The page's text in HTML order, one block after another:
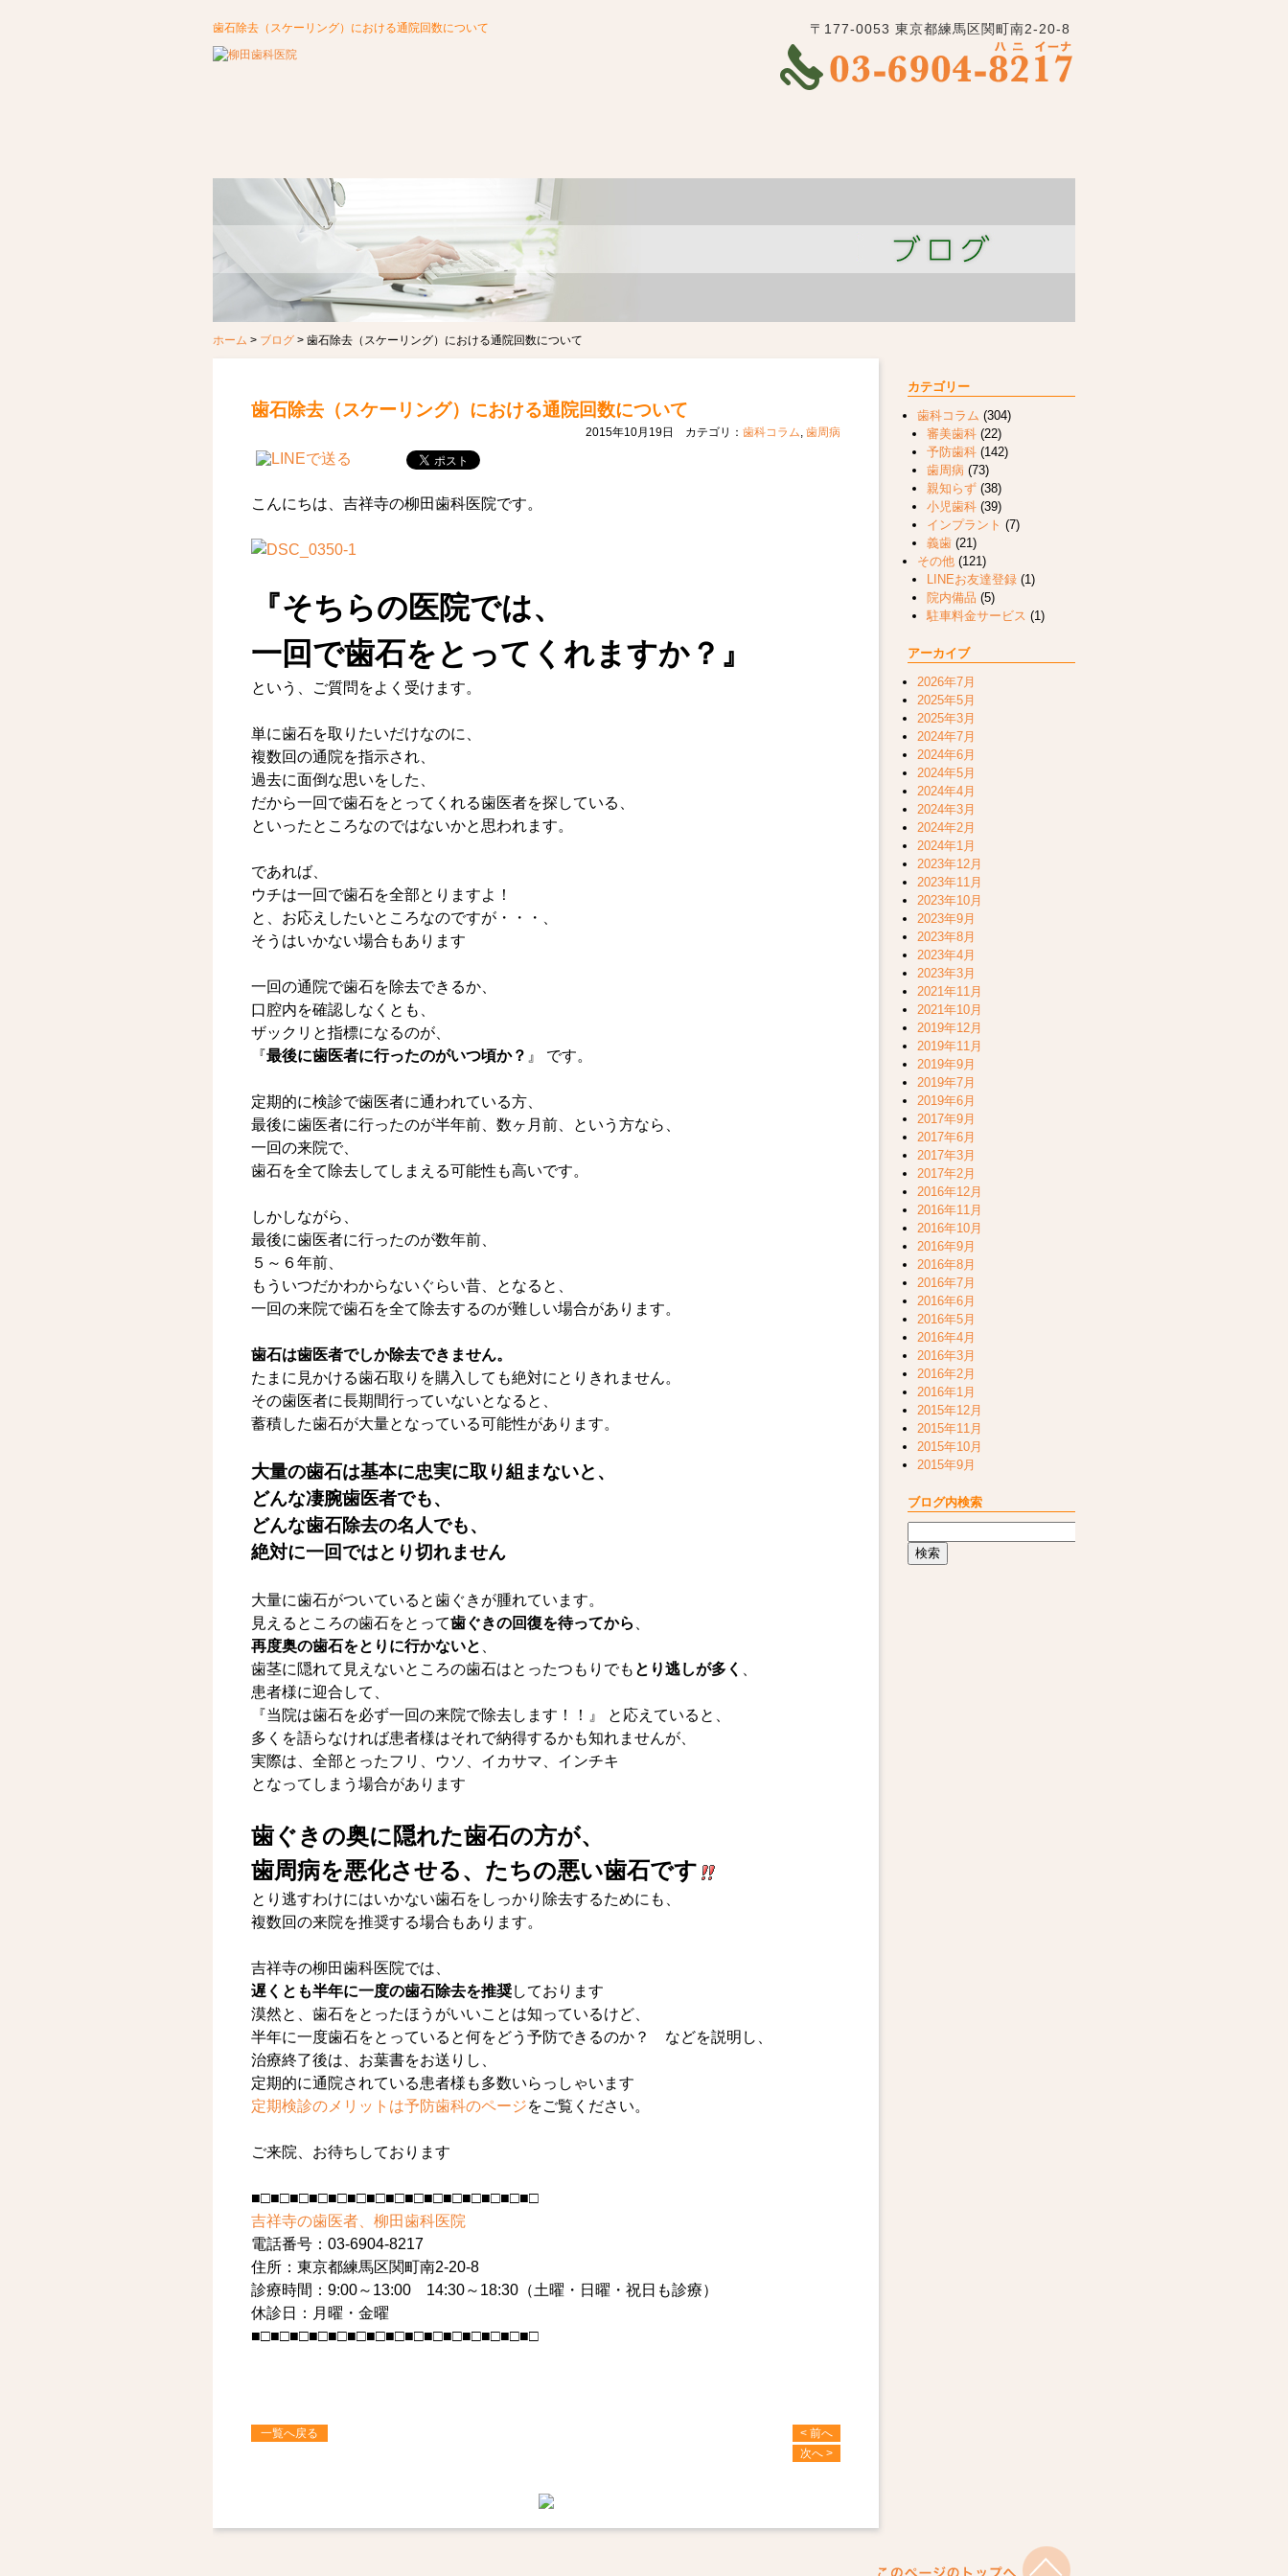
歯石除去（スケーリング）における通院回数について 〒177-0053 東京都練馬区関町南2-20-8
ホーム > ブログ > 歯石除去（スケーリング）における通院回数について
歯石除去（スケーリング）における通院回数について
2015年10月19日 カテゴリ： 歯科コラム, 歯周病
こんにちは、吉祥寺の柳田歯科医院です。
『そちらの医院では、
一回で歯石をとってくれますか？』
という、ご質問をよく受けます。
単に歯石を取りたいだけなのに、
複数回の通院を指示され、
過去に面倒な思いをした、
だから一回で歯石をとってくれる歯医者を探している、
といったところなのではないかと思われます。
であれば、
ウチは一回で歯石を全部とりますよ！
と、お応えしたいところなのですが・・・、
そうはいかない場合もあります
一回の通院で歯石を除去できるか、
口腔内を確認しなくとも、
ザックリと指標になるのが、
『最後に歯医者に行ったのがいつ頃か？ 』 です。
定期的に検診で歯医者に通われている方、
最後に歯医者に行ったのが半年前、数ヶ月前、という方なら、
一回の来院で、
歯石を全て除去してしまえる可能性も高いです。
しかしながら、
最後に歯医者に行ったのが数年前、
５～６年前、
もういつだかわからないぐらい昔、となると、
一回の来院で歯石を全て除去するのが難しい場合があります。
歯石は歯医者でしか除去できません。
たまに見かける歯石取りを購入しても絶対にとりきれません。
その歯医者に長期間行っていないとなると、
蓄積した歯石が大量となっている可能性があります。
大量の歯石は基本に忠実に取り組まないと、
どんな凄腕歯医者でも、
どんな歯石除去の名人でも、
絶対に一回ではとり切れません
大量に歯石がついていると歯ぐきが腫れています。
見えるところの歯石をとって歯ぐきの回復を待ってから
再度奥の歯石をとりに行かないと
歯茎に隠れて見えないところの歯石はとったつもりでも とり逃しが多く
患者様に迎合して、
『当院は歯石を必ず一回の来院で除去します！！』 と応えていると、
多くを語らなければ患者様はそれで納得するかも知れませんが、
実際は、全部とったフリ、ウソ、イカサマ、インチキ
となってしまう場合があります
歯ぐきの奥に隠れた歯石の方が、
歯周病を悪化させる、たちの悪い歯石です
とり逃すわけにはいかない歯石をしっかり除去するためにも、
複数回の来院を推奨する場合もあります。
吉祥寺の柳田歯科医院では、
遅くとも半年に一度の歯石除去を推奨しております
漠然と、歯石をとったほうがいいことは知っているけど、
半年に一度歯石をとっていると何をどう予防できるのか？ などを説明し、
治療終了後は、お葉書をお送りし、
定期的に通院されている患者様も多数いらっしゃいます
定期検診のメリットは予防歯科のページをご覧ください。
ご来院、お待ちしております
■□■□■□■□■□■□■□■□■□■□■□■□■□■□■□
吉祥寺の歯医者、柳田歯科医院
電話番号：03-6904-8217
住所：東京都練馬区関町南2-20-8
診療時間：9:00～13:00 14:30～18:30（土曜・日曜・祝日も診療）
休診日：月曜・金曜
■□■□■□■□■□■□■□■□■□■□■□■□■□■□■□
一覧へ戻る
< 前へ
次へ >
カテゴリー
歯科コラム (304)
審美歯科 (22)
予防歯科 (142)
歯周病 (73)
親知らず (38)
小児歯科 (39)
インプラント (7)
義歯 (21)
その他 (121)
LINEお友達登録 (1)
院内備品 (5)
駐車料金サービス (1)
アーカイブ
2026年7月
2025年5月
2025年3月
2024年7月
2024年6月
2024年5月
2024年4月
2024年3月
2024年2月
2024年1月
2023年12月
2023年11月
2023年10月
2023年9月
2023年8月
2023年4月
2023年3月
2021年11月
2021年10月
2019年12月
2019年11月
2019年9月
2019年7月
2019年6月
2017年9月
2017年6月
2017年3月
2017年2月
2016年12月
2016年11月
2016年10月
2016年9月
2016年8月
2016年7月
2016年6月
2016年5月
2016年4月
2016年3月
2016年2月
2016年1月
2015年12月
2015年11月
2015年10月
2015年9月
ブログ内検索
索: